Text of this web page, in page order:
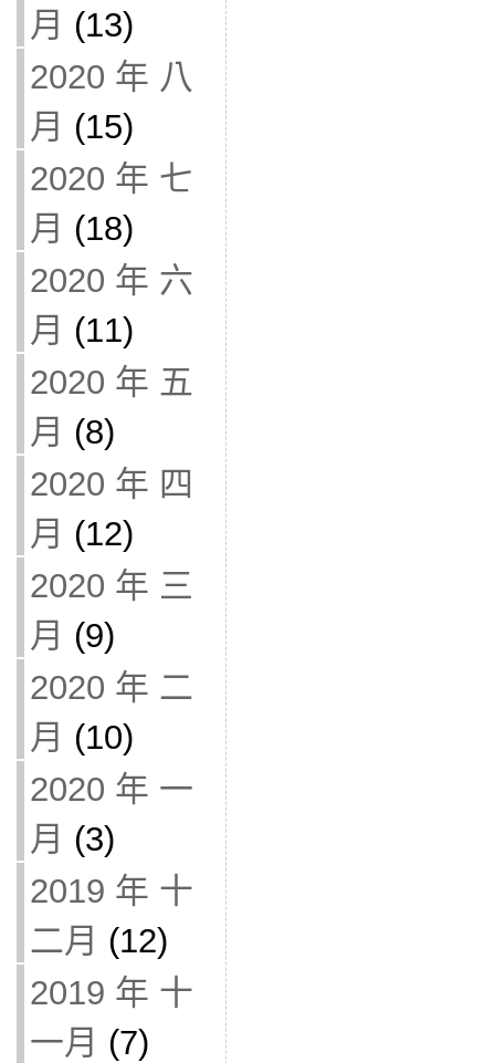
月 (13)
2020 年 八
月 (15)
2020 年 七
月 (18)
2020 年 六
月 (11)
2020 年 五
月 (8)
2020 年 四
月 (12)
2020 年 三
月 (9)
2020 年 二
月 (10)
2020 年 一
月 (3)
2019 年 十
二月 (12)
2019 年 十
一月 (7)